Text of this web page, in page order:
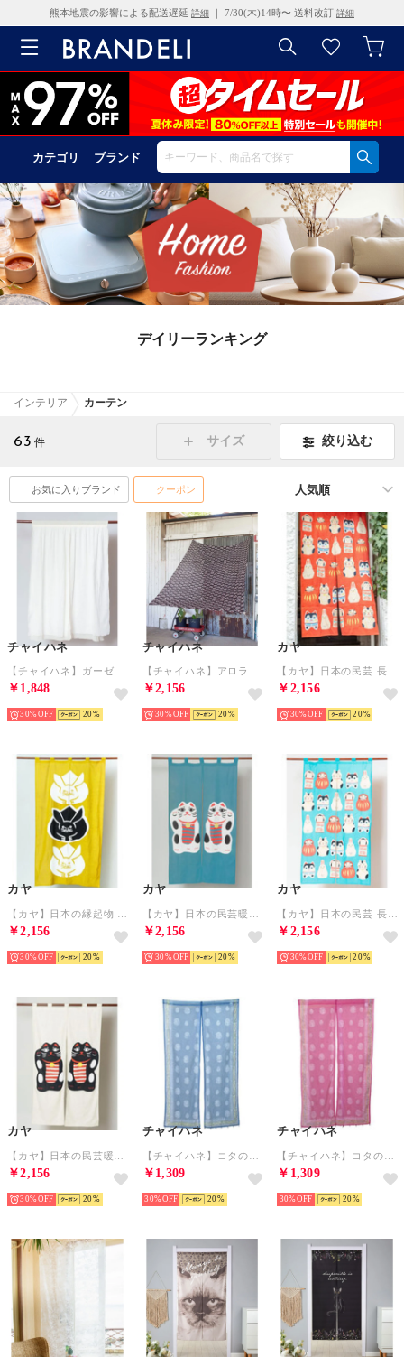
熊本地震の影響による配送遅延 詳細 ｜ 7/30(木)14時〜 送料改訂 詳細
カテゴリ ブランド
デイリーランキング
インテリア カーテン
63 件 サイズ 絞り込む
お気に入りブランド クーポン
チャイハネ
￥1,848
30% 20
チャイハネ
￥2,156
30% 20
カヤ
￥2,156
30% 20
カヤ
￥2,156
30% 20
カヤ
￥2,156
30% 20
カヤ
￥2,156
30% 20
カヤ
￥2,156
30% 20
チャイハネ
￥1,309
30% 20
チャイハネ
￥1,309
30% 20